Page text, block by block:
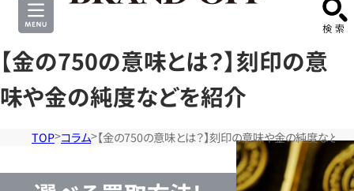
【金の750の意味とは？】刻印の意
味や金の純度などを紹介
TOP コラム 【金の750の意味とは？】刻印の意味や金の純度などを